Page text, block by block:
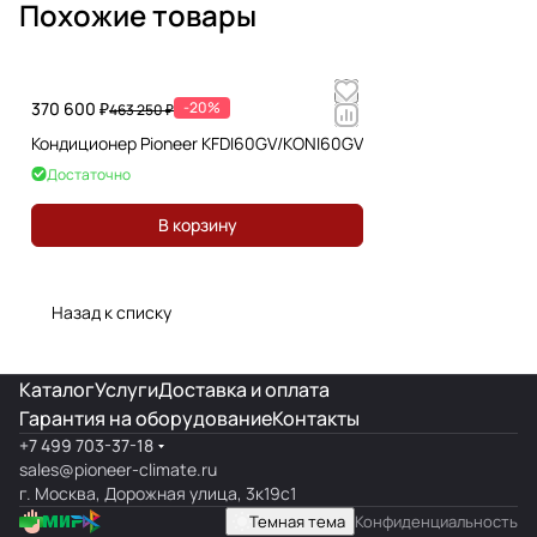
Похожие товары
370 600 ₽463 250 ₽ -20%
Кондиционер Pioneer KFDI60GV/KONI60GV
Достаточно
В корзину
Назад к списку
КаталогУслугиДоставка и оплата
Гарантия на оборудованиеКонтакты
+7 499 703-37-18
sales@pioneer-climate.ru
г. Москва, Дорожная улица, 3к19с1
Темная тема Конфиденциальность